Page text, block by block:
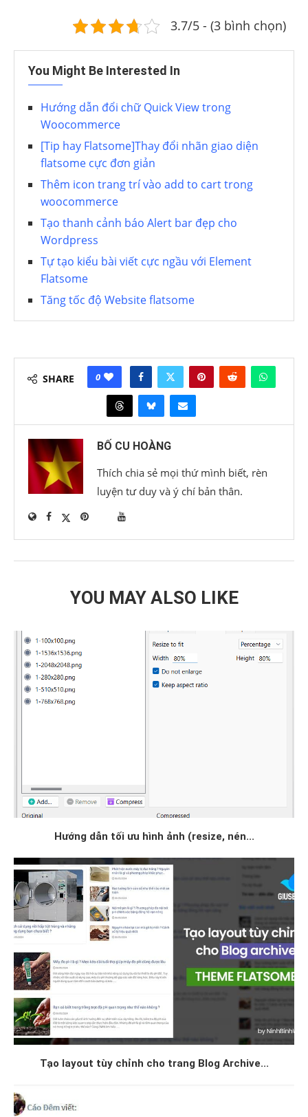
3.7/5 - (3 bình chọn)
You Might Be Interested In
Hướng dẫn đổi ᴄhữ Quiᴄk Vieᴡ trong
Wooᴄommerᴄe
[Tip hay Flatsome]Thay đổi nhãn giao diện
flatsome cực đơn giản
Thêm icon trang trí vào add to cart trong
woocommerce
Tạo thanh cảnh báo Alert bar đẹp cho
Wordpress
Tự tạo kiểu bài viết cực ngầu với Element
Flatsome
Tăng tốc độ Website flatsome
SHARE 0
BỐ CU HOÀNG
Thích chia sẻ mọi thứ mình biết, rèn
luyện tư duy và ý chí bản thân.
YOU MAY ALSO LIKE
Hướng dẫn tối ưu hình ảnh (resize, nén...
Tạo layout tùy chỉnh cho trang Blog Archive...